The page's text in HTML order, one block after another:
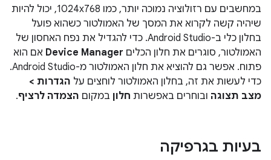
במחשבים עם רזולוציה נמוכה יותר, כמו 1024x768, יכול להיות
שיהיה קשה לקרוא את המסך של האמולטור כשהוא פועל
בחלון כלי ב-Android Studio. כדי להגדיל את נפח האחסון של
האמולטור, סוגרים את חלון הכלים Device Manager אם הוא
פתוח. אפשר גם להוציא את חלון האמולטור מ-Android Studio.
כדי לעשות את זה, בחלון האמולטור לוחצים על הגדרות >
מצב תצוגה ובוחרים באפשרות חלון במקום הצמדה לרציף.
בעיות בגרפיקה